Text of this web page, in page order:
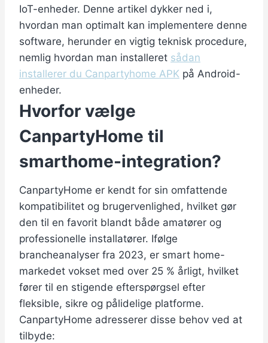
IoT-enheder. Denne artikel dykker ned i,
hvordan man optimalt kan implementere denne
software, herunder en vigtig teknisk procedure,
nemlig hvordan man installeret sådan
installerer du Canpartyhome APK på Android-
enheder.
Hvorfor vælge
CanpartyHome til
smarthome-integration?
CanpartyHome er kendt for sin omfattende
kompatibilitet og brugervenlighed, hvilket gør
den til en favorit blandt både amatører og
professionelle installatører. Ifølge
brancheanalyser fra 2023, er smart home-
markedet vokset med over 25 % årligt, hvilket
fører til en stigende efterspørgsel efter
fleksible, sikre og pålidelige platforme.
CanpartyHome adresserer disse behov ved at
tilbyde: